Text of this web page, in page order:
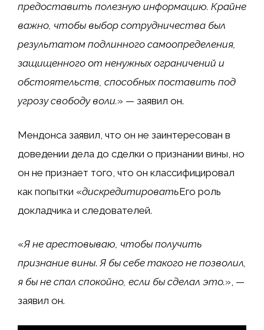
предоставить полезную информацию. Крайне
важно, чтобы выбор сотрудничества был
результатом подлинного самоопределения,
защищенного от ненужных ограничений и
обстоятельств, способных поставить под
угрозу свободу воли.» — заявил он.
Мендонса заявил, что он не заинтересован в
доведении дела до сделки о признании вины, но
он не признает того, что он классифицировал
как попытки «дискредитироватьЕго роль
докладчика и следователей.
«Я не арестовываю, чтобы получить
признание вины. Я бы себе такого не позволил,
я бы не спал спокойно, если бы сделал это.», —
заявил он.